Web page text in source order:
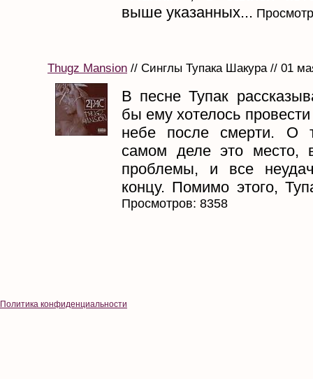
выше указанных...
Thugz Mansion // Синглы Тупака Шакура // 01
В песне Тупак
бы ему хотелось
небе после смерти. О
самом деле это место,
проблемы, и все
концу. Помимо этого,
Просмотров: 8358
Политика конфиденциальности